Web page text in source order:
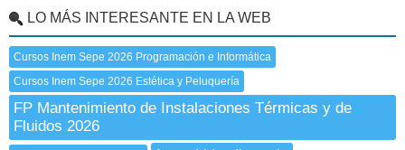
LO MÁS INTERESANTE EN LA WEB
Cursos Inem Sepe 2026 Programación e Informática
Cursos Inem Sepe 2026 Estética y Peluquería
FP Mantenimiento de Instalaciones Térmicas y de
Fluidos 2026